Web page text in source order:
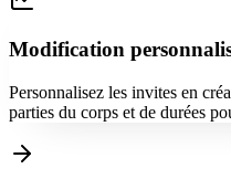
Modification
Personnalisez les invites en
parties du corps et de durées